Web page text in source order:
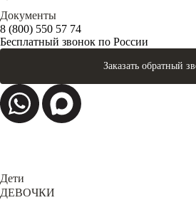
Документы
8 (800) 550 57 74
Бесплатный звонок по России
Заказать обратный
Дети
ДЕВОЧКИ